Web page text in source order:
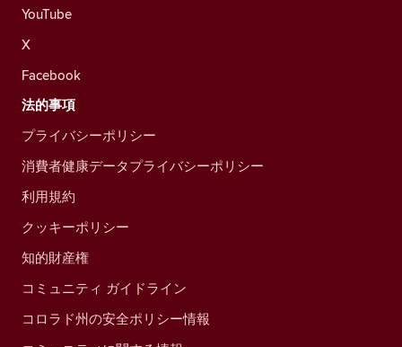
YouTube
X
Facebook
法的事項
プライバシーポリシー
消費者健康データプライバシーポリシー
利用規約
クッキーポリシー
知的財産権
コミュニティ ガイドライン
コロラド州の安全ポリシー情報